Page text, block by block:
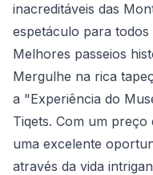
inacreditáveis das
espetáculo para todos
Melhores passeios
Mergulhe na rica
a "Experiência do
Tiqets. Com um preço
uma excelente
através da vida